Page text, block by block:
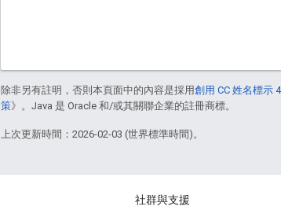
除非另有註明，否則本頁面中的內容是採用創用 CC 姓名標示
策》。Java 是 Oracle 和/或其關聯企業的註冊商標。
上次更新時間：2026-02-03 (世界標準時間)。
社群與支援